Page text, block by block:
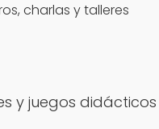
charlas y talleres
y juegos